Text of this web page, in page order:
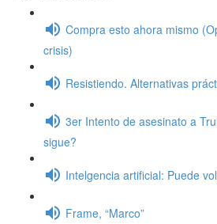
Compra esto ahora mismo
crisis)
Resistiendo. Alternativas
3er Intento de asesinato a
sigue?
Intelgencia artificial: Puede
Frame, “Marco”